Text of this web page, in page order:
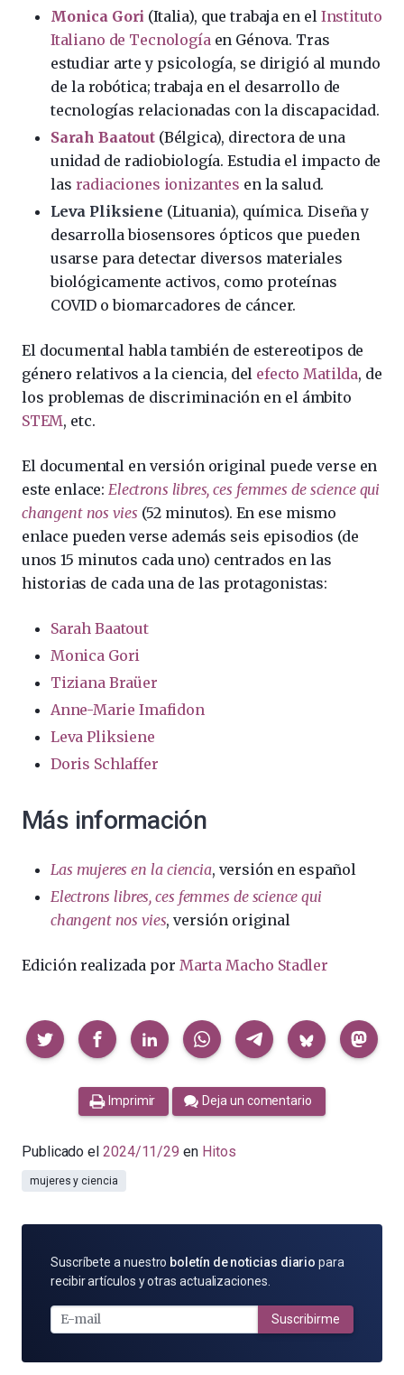
Monica Gori (Italia), que trabaja en el Instituto
Italiano de Tecnologíaen Génova. Tras
estudiar arte y psicología, se dirigió al mundo
de la robótica; trabaja en el desarrollo de
tecnologías relacionadas con la discapacidad.
Sarah Baatout(Bélgica), directora de una
unidad de radiobiología. Estudia el impacto de
las radiaciones ionizantes en la salud.
Leva Pliksiene (Lituania), química. Diseña y
desarrolla biosensores ópticos que pueden
usarse para detectar diversos materiales
biológicamente activos, como proteínas
COVID o biomarcadores de cáncer.
El documental habla también de estereotipos de
género relativos a la ciencia, del efecto Matilda, de
los problemas de discriminación en el ámbito
STEM, etc.
El documental en versión original puede verse en
este enlace:Electrons libres, ces femmes de science qui
changent nos vies (52 minutos). En ese mismo
enlace pueden verse además seis episodios (de
unos 15 minutos cada uno) centrados en las
historias de cada una de las protagonistas:
Sarah Baatout
Monica Gori
Tiziana Braüer
Anne-Marie Imafidon
Leva Pliksiene
Doris Schlaffer
Más información
Las mujeres en la ciencia, versión en español
Electrons libres, ces femmes de science qui
changent nos vies, versión original
Edición realizada por Marta Macho Stadler
Compartir
Imprimir Deja un comentario
Publicado el 2024/11/29 en Hitos
mujeres y ciencia
SUSCRÍBETE
POR
MAIL
Suscríbete a nuestro boletín de noticias diario para
recibir artículos y otras actualizaciones.
Suscribirme